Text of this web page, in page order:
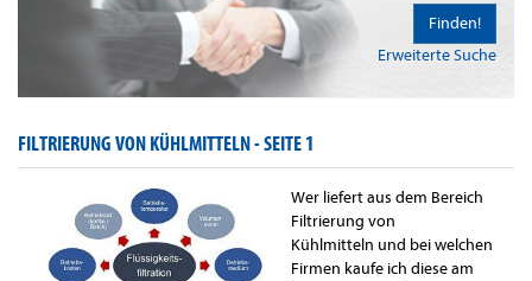
Erweiterte Suche
Finden!
FILTRIERUNG VON KÜHLMITTELN -SEITE 1
Wer liefert aus dem Bereich
Filtrierung von
Kühlmitteln und bei welchen
Firmen kaufe ich diese am